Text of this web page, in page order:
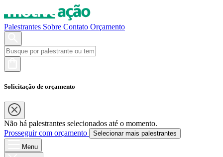
Palestrantes Sobre Contato Orçamento
Solicitação de orçamento
Não há palestrantes selecionados até o momento.
Prosseguir com orçamento
Selecionar mais palestrantes
Menu